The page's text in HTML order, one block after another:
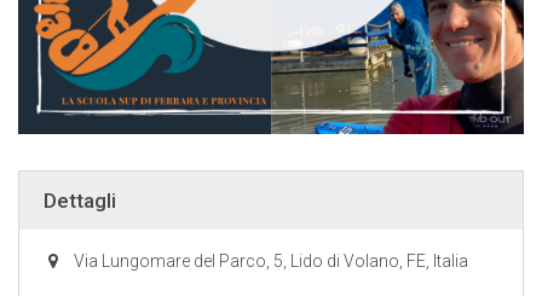
Dettagli
Via Lungomare del Parco, 5, Lido di Volano, FE, Italia